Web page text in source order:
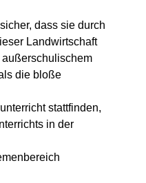
dass sie durch
Landwirtschaft
die bloße
stattfinden,
in der